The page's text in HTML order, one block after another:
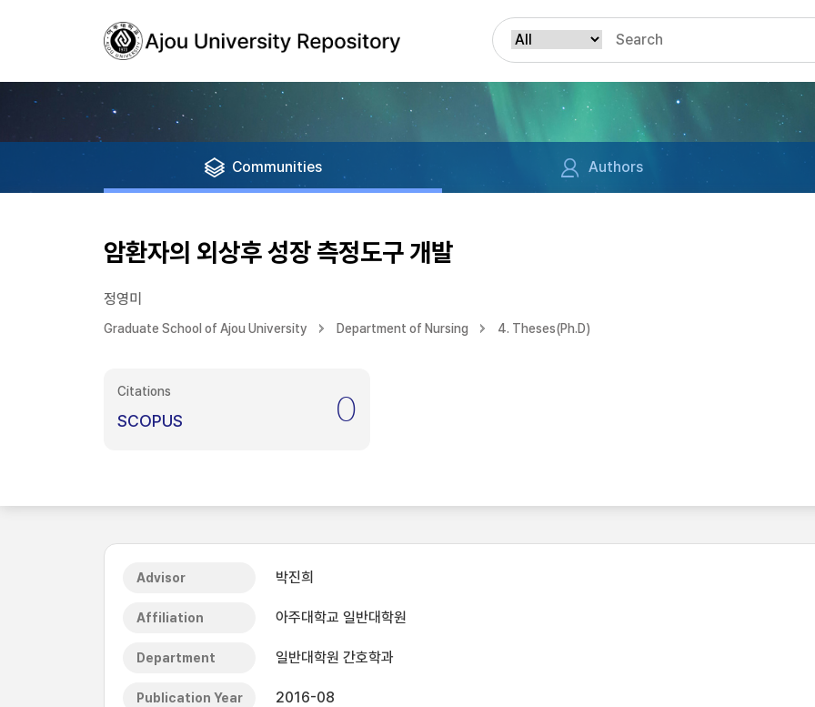
Communities Authors
암환자의 외상후 성장 측정도구 개발
정영미
Graduate School of Ajou University Department of Nursing 4. Theses(Ph.D)
Citations
SCOPUS 0
Advisor 박진희
Affiliation 아주대학교 일반대학원
Department 일반대학원 간호학과
Publication Year 2016-08